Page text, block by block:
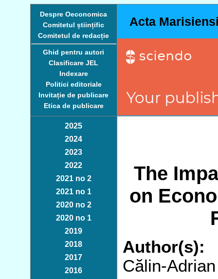
Despre Oeconomica
Comitetul științific
Comitetul de redacție
Ghid pentru autori
Clasificare JEL
Indexare
Politici editoriale
Invitație de publicare
Etica de publicare
Acta
2025
2024
2023
2022
2021 no 2
2021 no 1
2020 no 2
2020 no 1
2019
2018
2017
2016
The
on
Author(s):
Călin-